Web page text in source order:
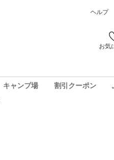
ヘルプ
お気
キャンプ場 割引クーポン